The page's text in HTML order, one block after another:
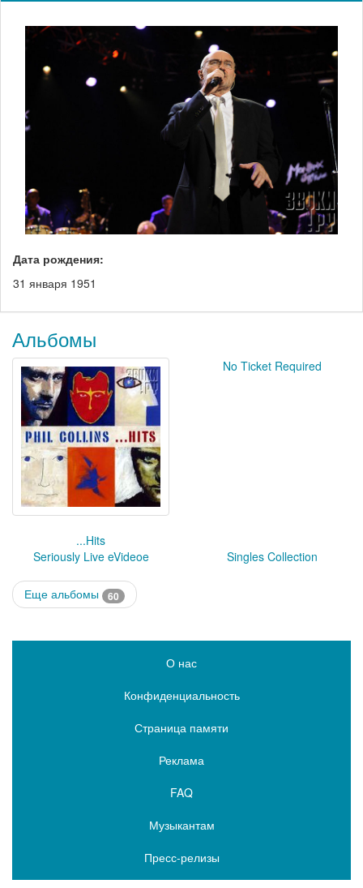
Дата рождения:
31 января 1951
Альбомы
...Hits
No Ticket Required
Seriously Live eVideoe Singles Collection
Еще альбомы 60
О нас
Конфиденциальность
Страница памяти
Реклама
FAQ
Музыкантам
Пресс-релизы